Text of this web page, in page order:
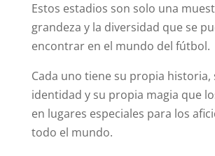
Estos estadios son solo una
grandeza y la diversidad que se
encontrar en el mundo del fútbol.
Cada uno tiene su propia historia,
identidad y su propia magia que
en lugares especiales para los
todo el mundo.